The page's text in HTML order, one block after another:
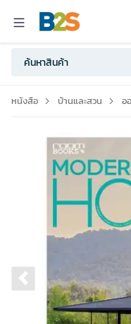
หนังสือ บ้านและสวน อ
Previous